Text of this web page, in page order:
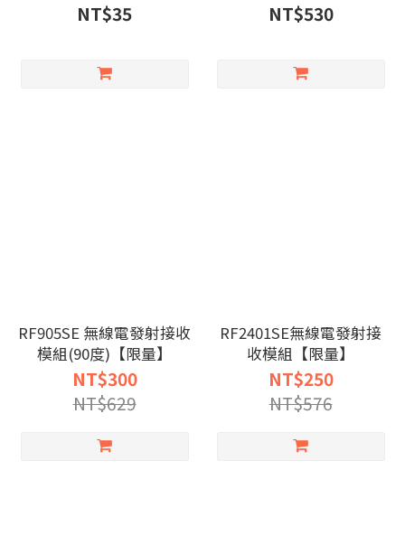
NT$35 NT$530
RF905SE 無線電發射接收
模組(90度)【限量】
NT$300
NT$629
RF2401SE無線電發射接
收模組【限量】
NT$250
NT$576